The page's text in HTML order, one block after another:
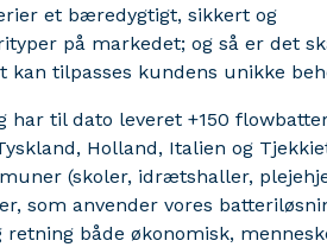
et bæredygtigt, sikkert og
på markedet; og så er det
tilpasses kundens unikke
har til dato leveret +150
Holland, Italien og
(skoler, idrætshaller,
som anvender vores
både økonomisk,